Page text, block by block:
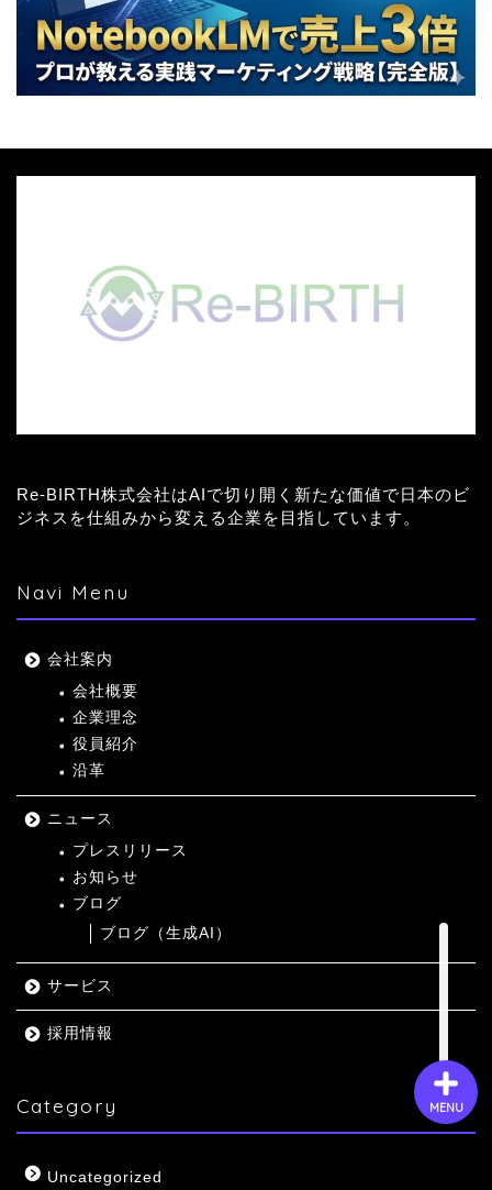
Re-BIRTH株式会社はAIで切り開く新たな価値で日本のビ
ジネスを仕組みから変える企業を目指しています。
Navi Menu
会社案内
会社概要
企業理念
役員紹介
沿革
ニュース
プレスリリース
お知らせ
ブログ
ブログ（生成AI）
サービス
採用情報
Category
Uncategorized
MENU
お問い合わせ